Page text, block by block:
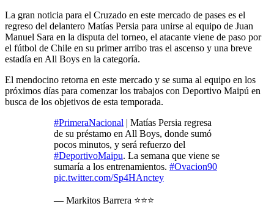
La gran noticia para el Cruzado en este mercado de pases es el
regreso del delantero Matías Persia para unirse al equipo de Juan
Manuel Sara en la disputa del torneo, el atacante viene de paso por
el fútbol de Chile en su primer arribo tras el ascenso y una breve
estadía en All Boys en la categoría.
El mendocino retorna en este mercado y se suma al equipo en los
próximos días para comenzar los trabajos con Deportivo Maipú en
busca de los objetivos de esta temporada.
#PrimeraNacional | Matías Persia regresa
de su préstamo en All Boys, donde sumó
pocos minutos, y será refuerzo del
#DeportivoMaipu. La semana que viene se
sumaría a los entrenamientos. #Ovacion90
pic.twitter.com/Sp4HAnctey
— Markitos Barrera ⭐️⭐️⭐️